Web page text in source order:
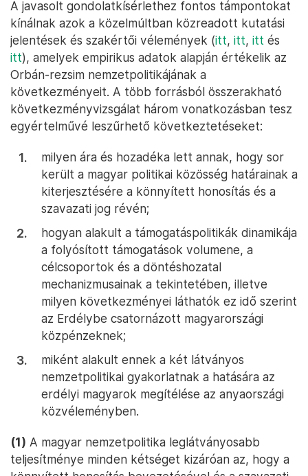
A javasolt gondolatkísérlethez fontos támpontokat
kínálnak azok a közelmúltban közreadott kutatási
jelentések és szakértői vélemények (itt, itt, itt és
itt), amelyek empirikus adatok alapján értékelik az
Orbán-rezsim nemzetpolitikájának a
következményeit. A több forrásból összerakható
következményvizsgálat három vonatkozásban tesz
egyértelművé leszűrhető következtetéseket:
milyen ára és hozadéka lett annak, hogy sor
került a magyar politikai közösség határainak a
kiterjesztésére a könnyített honosítás és a
szavazati jog révén;
hogyan alakult a támogatáspolitikák dinamikája
a folyósított támogatások volumene, a
célcsoportok és a döntéshozatal
mechanizmusainak a tekintetében, illetve
milyen következményei láthatók ez idő szerint
az Erdélybe csatornázott magyarországi
közpénzeknek;
miként alakult ennek a két látványos
nemzetpolitikai gyakorlatnak a hatására az
erdélyi magyarok megítélése az anyaországi
közvéleményben.
(1) A magyar nemzetpolitika leglátványosabb
teljesítménye minden kétséget kizáróan az, hogy a